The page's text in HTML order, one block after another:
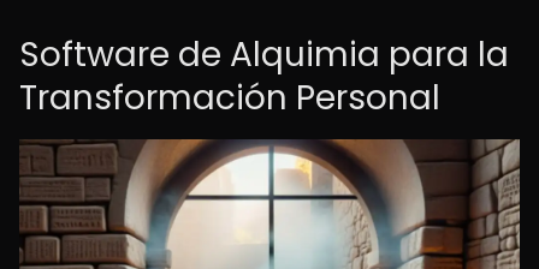
Software de Alquimia para la
Transformación Personal